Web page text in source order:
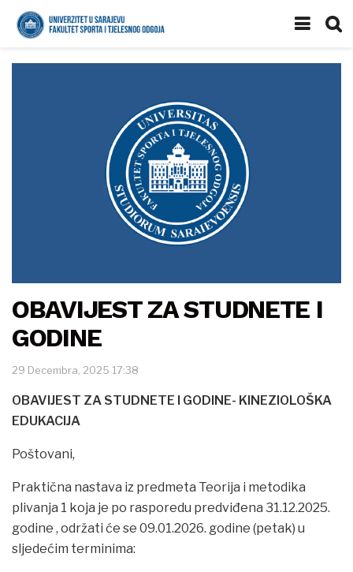
OBAVIJEST ZA STUDNETE I
GODINE
29 Decembra, 2025 17:38
OBAVIJEST ZA STUDNETE I GODINE- KINEZIOLOŠKA
EDUKACIJA
Poštovani,
Praktična nastava iz predmeta Teorija i metodika
plivanja 1 koja je po rasporedu predviđena 31.12.2025.
godine , održati će se 09.01.2026. godine (petak) u
sljedećim terminima: